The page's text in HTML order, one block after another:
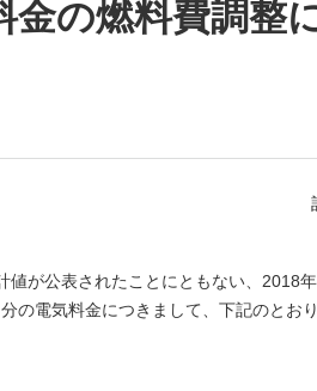
金の燃料費調整
値が公表されたことにともない、2018
の電気料金につきまして、下記のとお